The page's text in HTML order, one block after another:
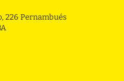
226 Pernambués